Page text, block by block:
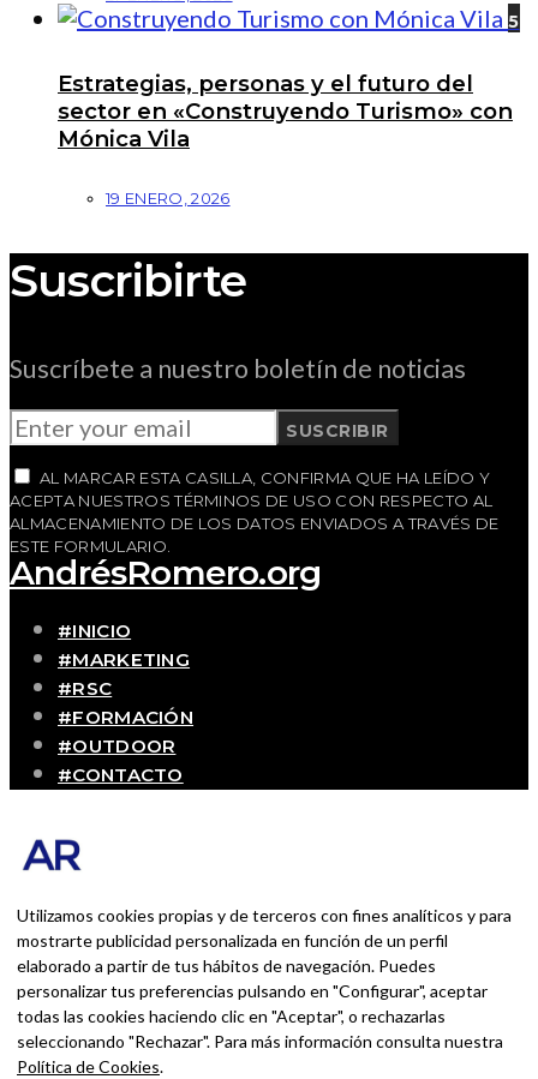
5
Estrategias, personas y el futuro del
sector en «Construyendo Turismo» con
Mónica Vila
19 ENERO, 2026
Suscribirte
Suscríbete a nuestro boletín de noticias
SUSCRIBIR
AL MARCAR ESTA CASILLA, CONFIRMA QUE HA LEÍDO Y
ACEPTA NUESTROS TÉRMINOS DE USO CON RESPECTO AL
ALMACENAMIENTO DE LOS DATOS ENVIADOS A TRAVÉS DE
ESTE FORMULARIO.
AndrésRomero.org
#INICIO
#MARKETING
#RSC
#FORMACIÓN
#OUTDOOR
#CONTACTO
Blog personal y profesional de Andrés Romero.
persona que disfruta con lo que hace cada día
BUSCAR POR:
BUSCAR
Ingresa las palabras de la búsqueda y presiona
Utilizamos cookies propias y de terceros con fines analíticos y para
mostrarte publicidad personalizada en función de un perfil
elaborado a partir de tus hábitos de navegación. Puedes
personalizar tus preferencias pulsando en "Configurar", aceptar
todas las cookies haciendo clic en "Aceptar", o rechazarlas
seleccionando "Rechazar". Para más información consulta nuestra
Política de Cookies.